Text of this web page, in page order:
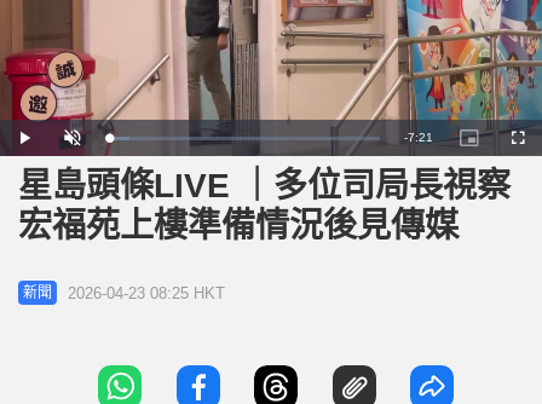
Play Unmute Loaded:
7.53%
Remaining
Time
-7:21
Picture-
in-
Picture
星島頭條LIVE ｜多位司局長視察
宏福苑上樓準備情況後見傳媒
新聞 2026-04-23 08:25 HKT